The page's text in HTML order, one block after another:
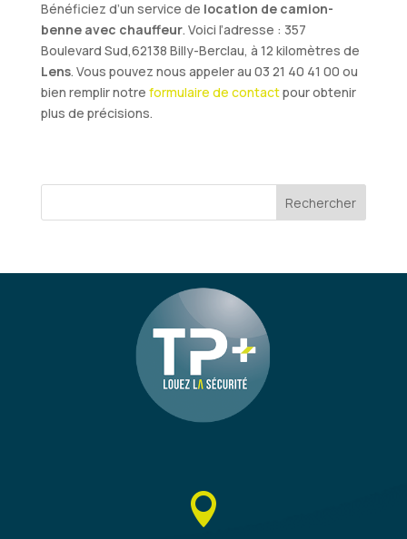
Bénéficiez d’un service de location de camion-
benne avec chauffeur. Voici l’adresse : 357
Boulevard Sud,62138 Billy-Berclau, à 12 kilomètres de
Lens. Vous pouvez nous appeler au 03 21 40 41 00 ou
bien remplir notre formulaire de contactpour obtenir
plus de précisions.
